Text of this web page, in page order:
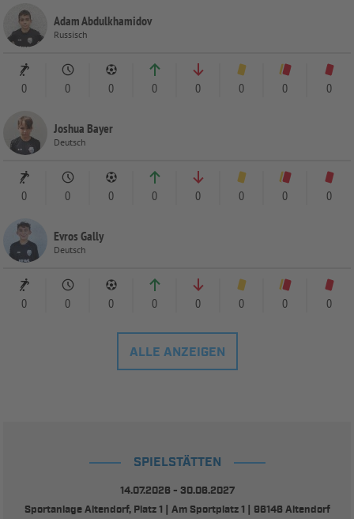
Adam Abdulkhamidov
Russisch
0 0 0 0 0 0 0 0
Joshua Bayer
Deutsch
0 0 0 0 0 0 0 0
Evros Gally
Deutsch
0 0 0 0 0 0 0 0
ALLE ANZEIGEN
SPIELSTÄTTEN
14.07.2026 - 30.06.2027
Sportanlage Altendorf, Platz 1 | Am Sportplatz 1 | 96146 Altendorf